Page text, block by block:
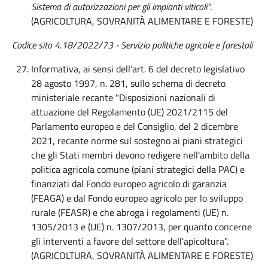
Sistema di autorizzazioni per gli impianti viticoli”.
(AGRICOLTURA, SOVRANITÀ ALIMENTARE E FORESTE)
Codice sito 4.18/2022/73 - Servizio politiche agricole e forestali
Informativa, ai sensi dell’art. 6 del decreto legislativo
28 agosto 1997, n. 281, sullo schema di decreto
ministeriale recante "Disposizioni nazionali di
attuazione del Regolamento (UE) 2021/2115 del
Parlamento europeo e del Consiglio, del 2 dicembre
2021, recante norme sul sostegno ai piani strategici
che gli Stati membri devono redigere nell'ambito della
politica agricola comune (piani strategici della PAC) e
finanziati dal Fondo europeo agricolo di garanzia
(FEAGA) e dal Fondo europeo agricolo per lo sviluppo
rurale (FEASR) e che abroga i regolamenti (UE) n.
1305/2013 e (UE) n. 1307/2013, per quanto concerne
gli interventi a favore del settore dell'apicoltura".
(AGRICOLTURA, SOVRANITÀ ALIMENTARE E FORESTE)